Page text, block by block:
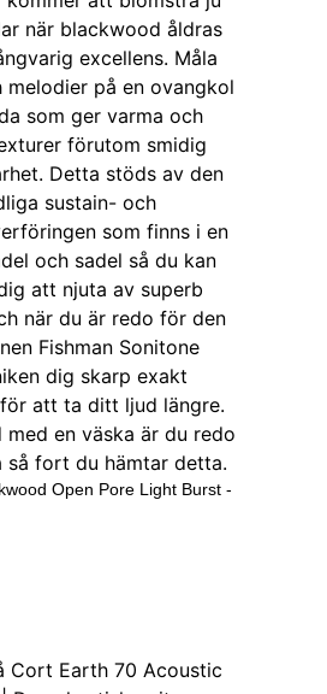
Open Pore Light Burst -